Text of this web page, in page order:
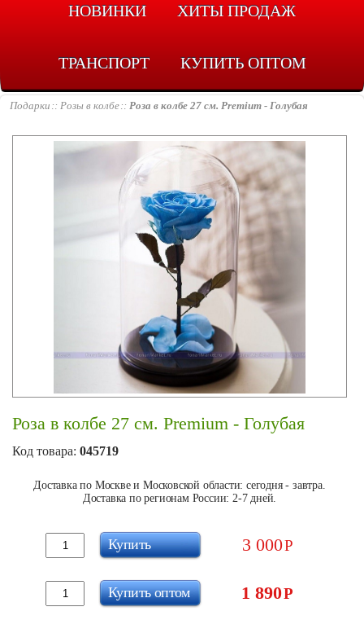
НОВИНКИ ХИТЫ ПРОДАЖ
ТРАНСПОРТ КУПИТЬ ОПТОМ
Подарки Розы в колбе Роза в колбе 27 см. Premium - Голубая
Роза в колбе 27 см. Premium - Голубая
Код товара: 045719
Доставка по Москве и Московской области: сегодня - завтра.
Доставка по регионам России: 2-7 дней.
3 000Р
Купить
1 890Р
Купить оптом